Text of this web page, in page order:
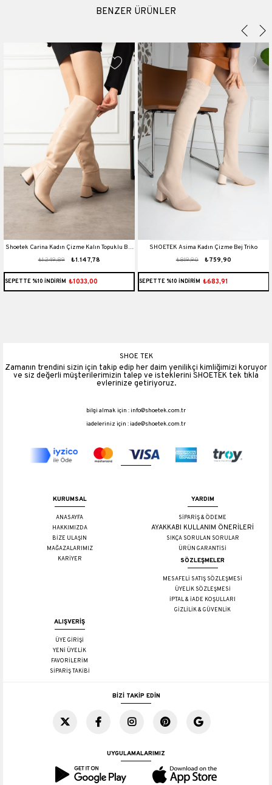
BENZER ÜRÜNLER
Shoetek Carina Kadın Çizme Kalın Topuklu Bej
Deri₺1.147,78
₺1.249,89
SEPETTE %10 İNDİRİM ₺1033,00
SHOETEK Asima Kadın Çizme Bej Triko
₺759,90
₺819,90
SEPETTE %10 İNDİRİM ₺683,91
SHOE TEK
Zamanın trendini sizin için takip edip her daim yenilikçi kimliğimizi koruyor
ve siz değerli müşterilerimizin talep ve isteklerini SHOETEK tek tıkla
evlerinize getiriyoruz.
bilgi almak için :info@shoetek.com.tr
iadeleriniz için :iade@shoetek.com.tr
KURUMSAL
ANASAYFA
HAKKIMIZDA
BİZE ULAŞIN
MAĞAZALARIMIZ
KARİYER
YARDIM
SİPARİŞ & ÖDEME
AYAKKABI KULLANIM ÖNERİLERİ
SIKÇA SORULAN SORULAR
ÜRÜN GARANTİSİ
SÖZLEŞMELER
MESAFELİ SATIŞ SÖZLEŞMESİ
ÜYELİK SÖZLEŞMESİ
İPTAL & İADE KOŞULLARI
GİZLİLİK & GÜVENLİK
ALIŞVERİŞ
ÜYE GİRİŞİ
YENİ ÜYELİK
FAVORİLERİM
SİPARİŞ TAKİBİ
BİZİ TAKİP EDİN
UYGULAMALARIMIZ